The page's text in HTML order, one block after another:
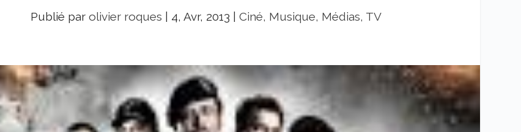
Publié parolivier roques 4, Avr, 2013 |Ciné, Musique, Médias, TV